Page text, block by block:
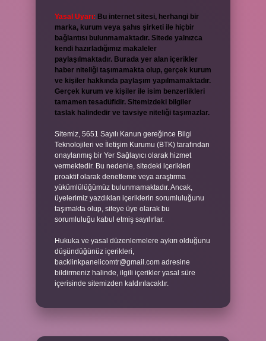
Yasal Uyarı: Bu internet sitesi, herhangi bir
marka, kurum veya şahıs şirketi ile hiçbir
bağlantısı bulunmamaktadır. Sitede yalnızca
kendi hazırladığımız makaleler
paylaşılmaktadır. Burada yer alan içerikler
haber niteliği taşımamakta olup, gerçek kurum
ve kişiler hakkında paylaşım yapılmamaktadır.
Gerçek kurum ve kişiler ile isim benzerlikleri
tamamen tesadüfidir. Sitemizdeki bilgiler
taslak halindedir ve tavsiye niteliği taşımazlar.
Sitemiz, 5651 Sayılı Kanun gereğince Bilgi
Teknolojileri ve İletişim Kurumu (BTK) tarafından
onaylanmış bir Yer Sağlayıcı olarak hizmet
vermektedir. Bu nedenle, sitedeki içerikleri
proaktif olarak denetleme veya araştırma
yükümlülüğümüz bulunmamaktadır. Ancak,
üyelerimiz yazdıkları içeriklerin sorumluluğunu
taşımakta olup, siteye üye olarak bu
sorumluluğu kabul etmiş sayılırlar.
Hukuka ve yasal düzenlemelere aykırı olduğunu
düşündüğünüz içerikleri,
backlinkpanelicomtr@gmail.com adresine
bildirmeniz halinde, ilgili içerikler yasal süre
içerisinde sitemizden kaldırılacaktır.